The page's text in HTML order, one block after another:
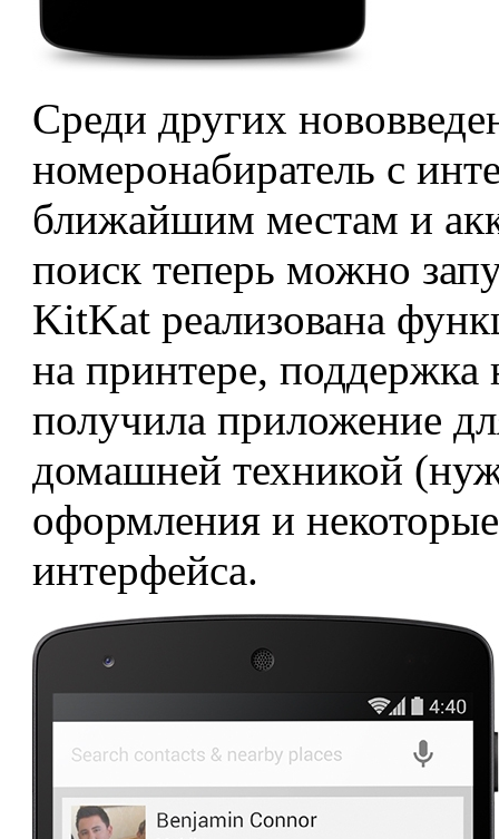
Среди других
номеронабиратель с
ближайшим местам и
поиск теперь можно
KitKat реализована
на принтере,
получила приложение
домашней техникой
оформления и
интерфейса.